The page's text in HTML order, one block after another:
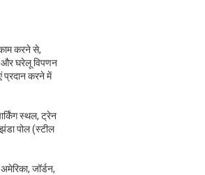
करने से,
और घरेलू विपणन
प्रदान करने में
स्थल, ट्रेन
पोल (स्टील
जॉर्डन,